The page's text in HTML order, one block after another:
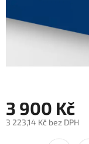
3 900 Kč
3 223,14 Kč bez DPH